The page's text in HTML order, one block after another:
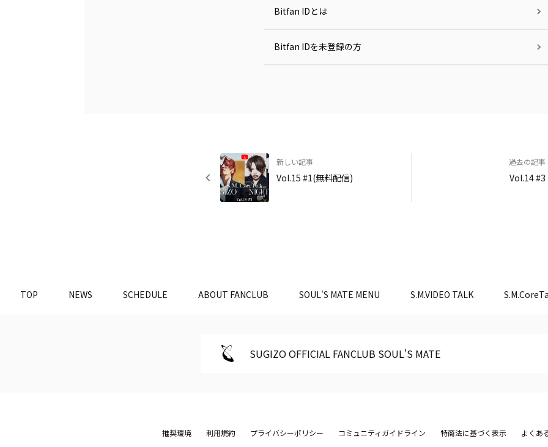
Bitfan IDとは
Bitfan IDを未登録の方
新しい記事
Vol.15 #1(無料配信)
過去の記事
Vol.14 #3
TOP NEWS SCHEDULE ABOUT FANCLUB SOUL'S MATE MENU S.M.VIDEO TALK
SUGIZO OFFICIAL FANCLUB SOUL'S MATE
推奨環境 利用規約 プライバシーポリシー コミュニティガイドライン 特商法に基づく表示 よくあ